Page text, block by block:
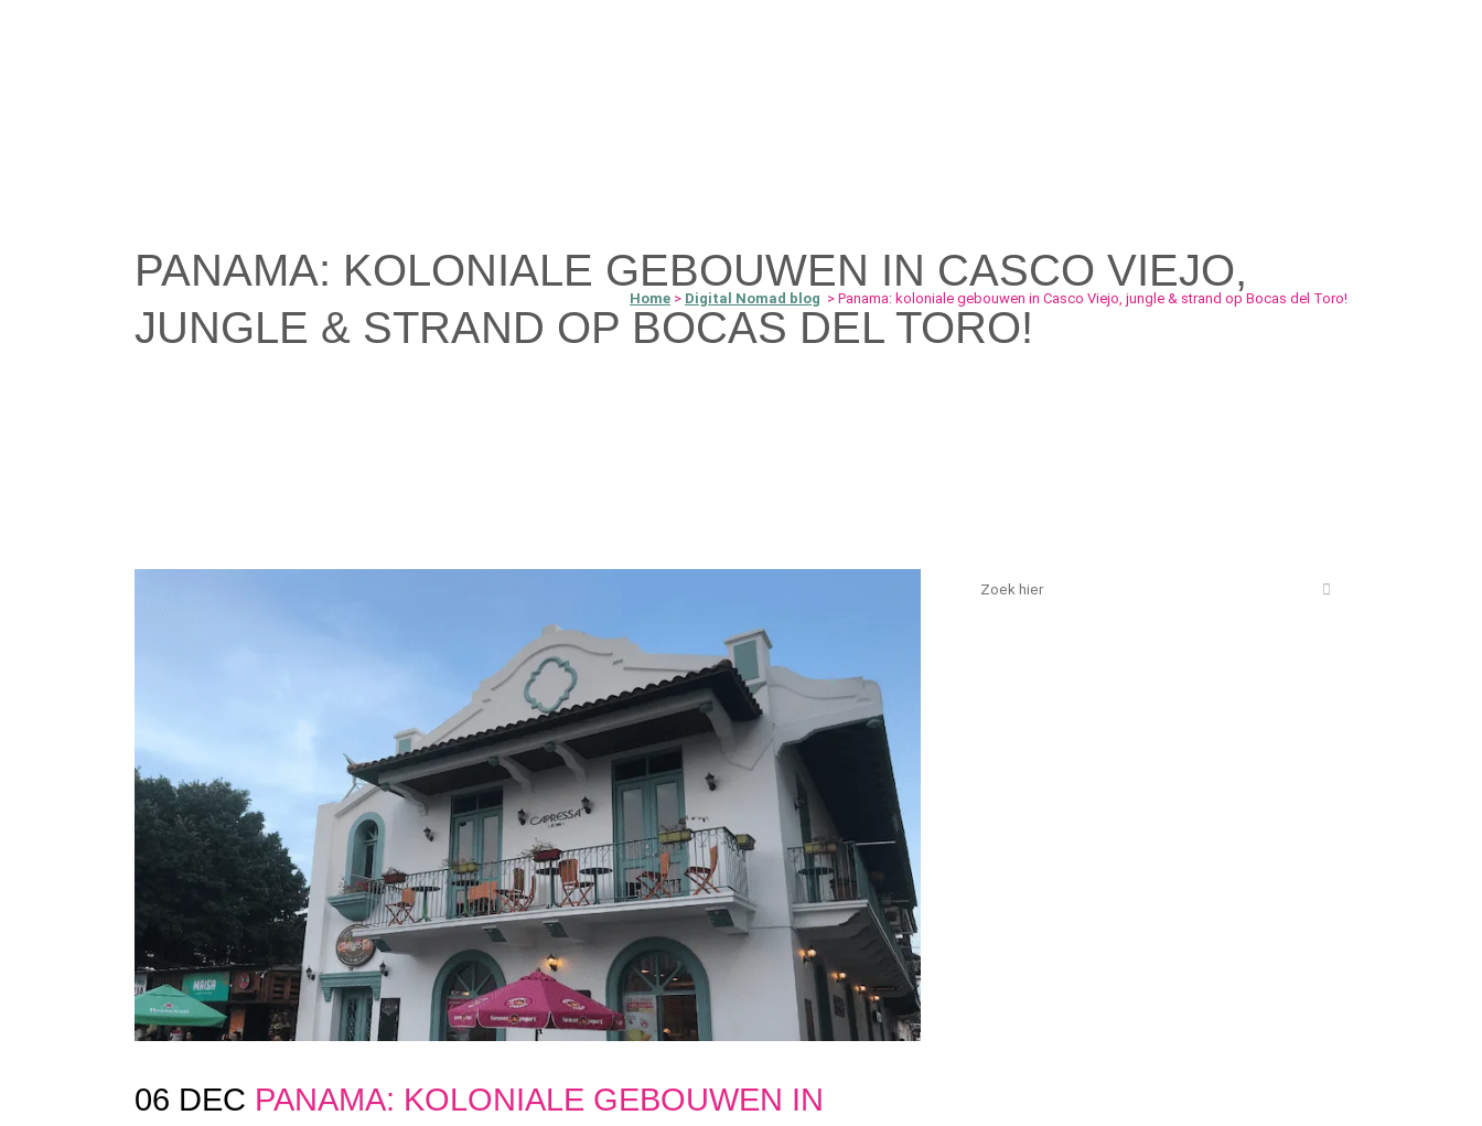
PANAMA: KOLONIALE GEBOUWEN IN CASCO VIEJO,
JUNGLE & STRAND OP BOCAS DEL TORO!
Home > Digital Nomad blog > Panama: koloniale gebouwen in Casco Viejo, jungle & strand op Bocas del Toro!
06 DEC PANAMA: KOLONIALE GEBOUWEN IN